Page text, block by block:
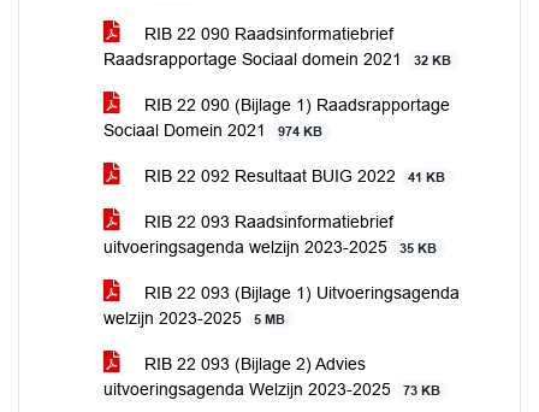
RIB 22 090 Raadsinformatiebrief
Raadsrapportage Sociaal domein 2021
32 KB
RIB 22 090 (Bijlage 1) Raadsrapportage
Sociaal Domein 2021
974 KB
RIB 22 092 Resultaat BUIG 2022 41 KB
RIB 22 093 Raadsinformatiebrief
uitvoeringsagenda welzijn 2023-2025
35 KB
RIB 22 093 (Bijlage 1) Uitvoeringsagenda
welzijn 2023-2025
5 MB
RIB 22 093 (Bijlage 2) Advies
uitvoeringsagenda Welzijn 2023-2025
73 KB